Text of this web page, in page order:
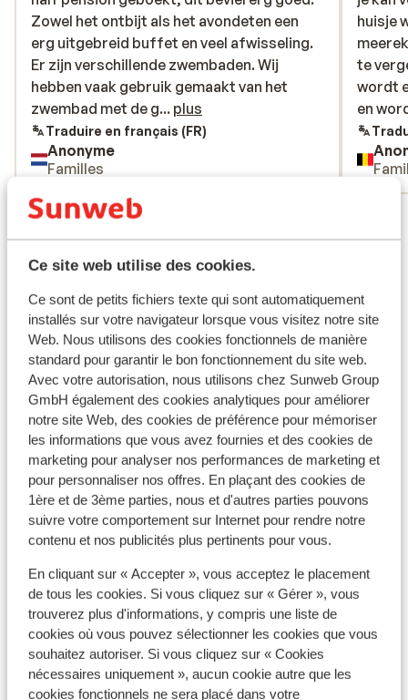
Ce site web utilise des cookies.
Ce sont de petits fichiers texte qui sont automatiquement
installés sur votre navigateur lorsque vous visitez notre site
Web. Nous utilisons des cookies fonctionnels de manière
standard pour garantir le bon fonctionnement du site web.
Avec votre autorisation, nous utilisons chez Sunweb Group
GmbH également des cookies analytiques pour améliorer
notre site Web, des cookies de préférence pour mémoriser
les informations que vous avez fournies et des cookies de
marketing pour analyser nos performances de marketing et
pour personnaliser nos offres. En plaçant des cookies de
1ère et de 3ème parties, nous et d'autres parties pouvons
suivre votre comportement sur Internet pour rendre notre
contenu et nos publicités plus pertinents pour vous.
En cliquant sur « Accepter », vous acceptez le placement
de tous les cookies. Si vous cliquez sur « Gérer », vous
trouverez plus d'informations, y compris une liste de
cookies où vous pouvez sélectionner les cookies que vous
souhaitez autoriser. Si vous cliquez sur « Cookies
nécessaires uniquement », aucun cookie autre que les
cookies fonctionnels ne sera placé dans votre
Zowel het ontbijt als het avondeten een
erg uitgebreid buffet en veel afwisseling.
Er zijn verschillende zwembaden. Wij
hebben vaak gebruik gemaakt van het
zwembad met de glijbaan. Er zijn altijd
bedjes genoeg, de bedjes zijn ook erg
knap. Verder is het animatie team top, er
wordt veel georganiseerd en ook zijn er s
avonds verschillende shows.
Zowel het ontbijt als het avondeten een
erg uitgebreid buffet en veel afwisseling.
Er zijn verschillende zwembaden. Wij
hebben vaak gebruik gemaakt van het
zwembad met de g... plus
Traduire en français (FR)
Anonyme
Familles
huisje
te
wordt
en
tijdens
je
wel
even
gast
op het
op 10
gratis
komt
huisje
te
wordt
en
Voir tous les 5 avis
Emplacement
Afficher sur la carte
À proximité
Distance du centre-ville: environ 4,8 kilomètres
Distance jusqu'au lac environ 4,5 kilomètres
Distance jusqu'à la gare environ 4,1 kilomètres
Distance aux magasins les plus proches environ 4
kilomètres
Distance à la supérette la plus proche environ 3,5
kilomètres
Endroit calme